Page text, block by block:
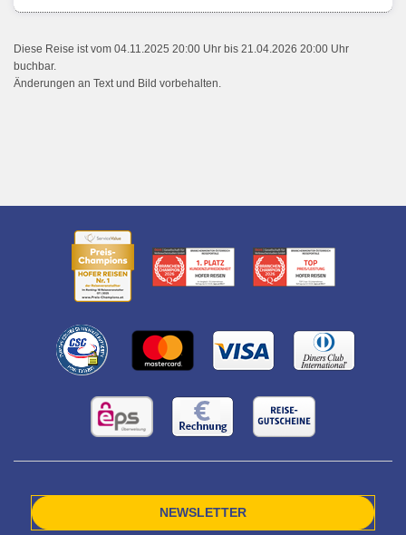
Diese Reise ist vom 04.11.2025 20:00 Uhr bis 21.04.2026 20:00 Uhr
buchbar.
Änderungen an Text und Bild vorbehalten.
NEWSLETTER